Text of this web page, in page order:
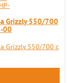
Grizzly 550/700
00
Grizzly 550/700 c